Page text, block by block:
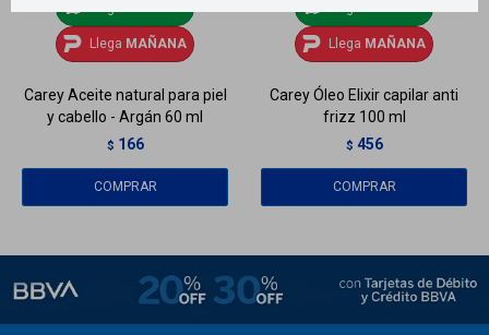
Llega MAÑANA
Carey Aceite natural para piel
y cabello - Argán 60 ml
$ 166
Llega MAÑANA
Carey Óleo Elixir capilar anti
frizz 100 ml
$ 456